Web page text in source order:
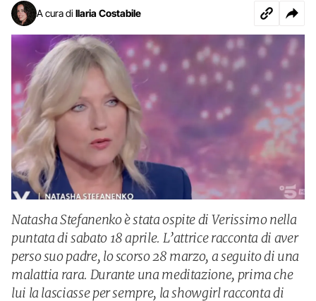
A cura di Ilaria Costabile
Natasha Stefanenko è stata ospite di Verissimo nella
puntata di sabato 18 aprile. L’attrice racconta di aver
perso suo padre, lo scorso 28 marzo, a seguito di una
malattia rara. Durante una meditazione, prima che
lui la lasciasse per sempre, la showgirl racconta di